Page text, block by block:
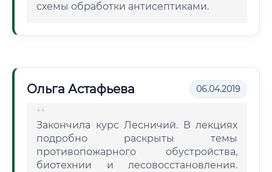
схемы обработки антисептиками.
Ольга Астафьева 06.04.2019
Закончила курс Лесничий. В лекциях
подробно раскрыты темы
противопожарного обустройства,
биотехнии и лесовосстановления.